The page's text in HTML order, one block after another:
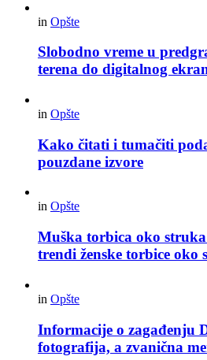
in Opšte
Slobodno vreme u
terena do digitalnog
in Opšte
Kako čitati i tumačiti
pouzdane izvore
in Opšte
Muška torbica oko
trendi ženske torbice oko
in Opšte
Informacije o zagađenju
fotografija, a zvanična